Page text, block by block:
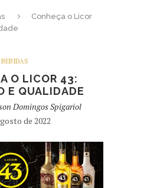
Conheça o Licor
BEBIDAS
O LICOR 43:
E QUALIDADE
Domingos Spigariol
de 2022